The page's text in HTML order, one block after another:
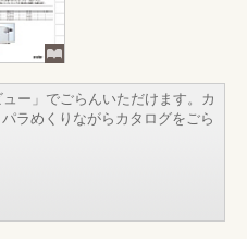
ー」でごらんいただけます。カ
ラめくりながらカタログをごら